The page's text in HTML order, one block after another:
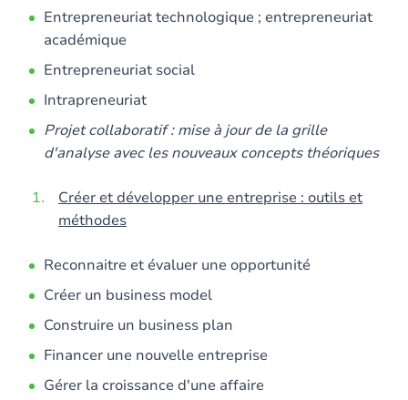
Entrepreneuriat technologique ; entrepreneuriat
académique
Entrepreneuriat social
Intrapreneuriat
Projet collaboratif : mise à jour de la grille
d'analyse avec les nouveaux concepts théoriques
Créer et développer une entreprise : outils et
méthodes
Reconnaitre et évaluer une opportunité
Créer un business model
Construire un business plan
Financer une nouvelle entreprise
Gérer la croissance d'une affaire